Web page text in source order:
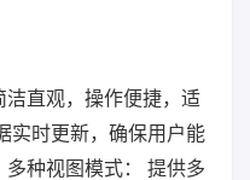
洁直观，操作便捷，适
实时更新，确保用户能
种视图模式： 提供多